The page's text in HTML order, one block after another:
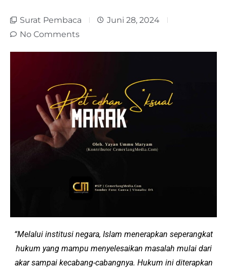
Surat Pembaca
Juni 28, 2024
No Comments
“Melalui institusi negara, Islam menerapkan seperangkat
hukum yang mampu menyelesaikan masalah mulai dari
akar sampai kecabang-cabangnya. Hukum ini diterapkan